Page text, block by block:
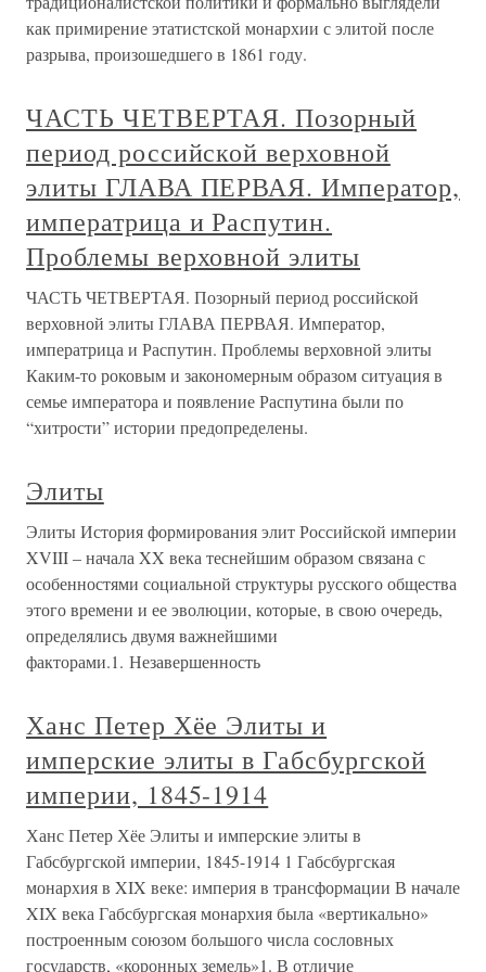
как примирение этатистской монархии с элитой после
разрыва, произошедшего в 1861 году.
ЧАСТЬ ЧЕТВЕРТАЯ. Позорный
период российской верховной
элиты ГЛАВА ПЕРВАЯ. Император,
императрица и Распутин.
Проблемы верховной элиты
ЧАСТЬ ЧЕТВЕРТАЯ. Позорный период российской
верховной элиты ГЛАВА ПЕРВАЯ. Император,
императрица и Распутин. Проблемы верховной элиты
Каким-то роковым и закономерным образом ситуация в
семье императора и появление Распутина были по
“хитрости” истории предопределены.
Элиты
Элиты История формирования элит Российской империи
XVIII – начала XX века теснейшим образом связана с
особенностями социальной структуры русского общества
этого времени и ее эволюции, которые, в свою очередь,
определялись двумя важнейшими
факторами.1. Незавершенность
Ханс Петер Хёе Элиты и
имперские элиты в Габсбургской
империи, 1845-1914
Ханс Петер Хёе Элиты и имперские элиты в
Габсбургской империи, 1845-1914 1 Габсбургская
монархия в XIX веке: империя в трансформации В начале
XIX века Габсбургская монархия была «вертикально»
построенным союзом большого числа сословных
государств, «коронных земель»1. В отличие